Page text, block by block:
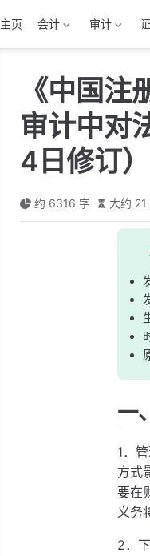
主页 会计 审计
《中国
审计中对
4日修订）
约 6316 字 大约 21
一
1．
方式
要在
义务
2．